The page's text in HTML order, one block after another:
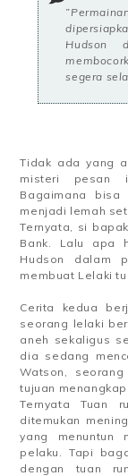
”Permainan perburuan binatang sudah
Hudson
segera
Tidak ada yang
misteri pesan
Bagaimana
menjadi lemah
Ternyata, si
Bank. Lalu apa
Hudson dalam
membuat Lelaki
Cerita kedua
seorang lelaki
aneh sekaligus
dia sedang
Watson,
tujuan menangkap
Ternyata Tuan
ditemukan
yang menuntun
pelaku. Tapi
dengan tuan